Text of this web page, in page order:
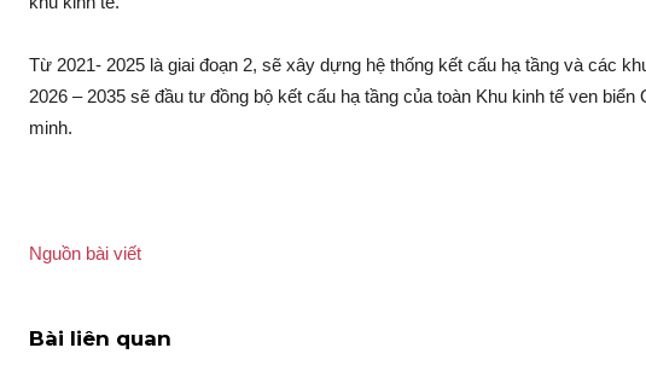
Từ 2021- 2025 là giai đoạn 2, sẽ xây dựng hệ thống kết cấu hạ tầng và các
2026 – 2035 sẽ đầu tư đồng bộ kết cấu hạ tầng của toàn Khu kinh tế ven
minh.
Nguồn bài viết
Bài liên quan